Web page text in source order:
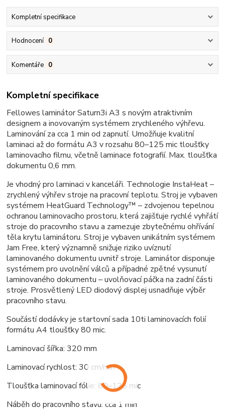
Kompletní specifikace
Hodnocení 0
Komentáře 0
Kompletní specifikace
Fellowes laminátor Saturn3i A3 s novým atraktivním
designem a inovovaným systémem zrychleného výhřevu.
Laminování za cca 1 min od zapnutí. Umožňuje kvalitní
laminaci až do formátu A3 v rozsahu 80–125 mic tloušťky
laminovacího filmu, včetně laminace fotografií. Max. tloušťka
dokumentu 0,6 mm.
Je vhodný pro laminaci v kanceláři. Technologie InstaHeat –
zrychlený výhřev stroje na pracovní teplotu. Stroj je vybaven
systémem HeatGuard Technology™ – zdvojenou tepelnou
ochranou laminovacího prostoru, která zajišťuje rychlé vyhřátí
stroje do pracovního stavu a zamezuje zbytečnému ohřívání
těla krytu laminátoru. Stroj je vybaven unikátním systémem
Jam Free, který významně snižuje riziko uvíznutí
laminovaného dokumentu uvnitř stroje. Laminátor disponuje
systémem pro uvolnění válců a případné zpětné vysunutí
laminovaného dokumentu – uvolňovací páčka na zadní části
stroje. Prosvětlený LED diodový displej usnadňuje výběr
pracovního stavu.
Součástí dodávky je startovní sada 10ti laminovacích folií
formátu A4 tloušťky 80 mic.
Laminovací šířka: 320 mm
Laminovací rychlost: 30 cm/min
Tloušťka laminovací fólie: 80–125 mic
Náběh do pracovního stavu: cca 1 min